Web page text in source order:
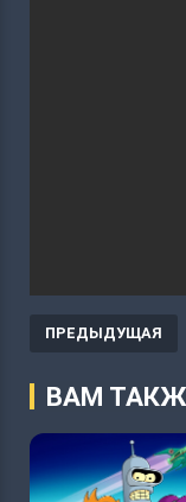
ПРЕДЫДУЩАЯ
ВАМ